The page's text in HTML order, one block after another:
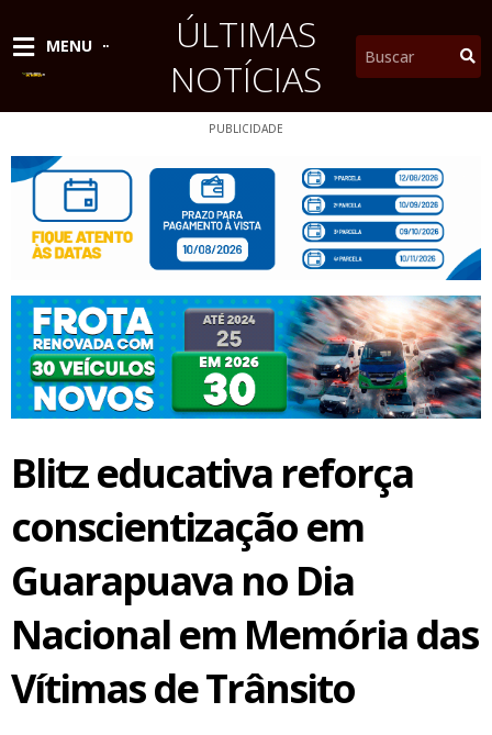
conteúdo
MENU
ÚLTIMAS
NOTÍCIAS
Pesquisar
PUBLICIDADE
Blitz educativa reforça
conscientização em
Guarapuava no Dia
Nacional em Memória das
Vítimas de Trânsito